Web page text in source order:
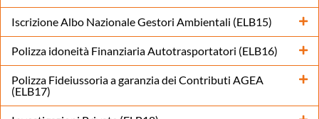
Iscrizione Albo Nazionale Gestori Ambientali (ELB15)
Polizza idoneità Finanziaria Autotrasportatori (ELB16)
Polizza Fideiussoria a garanzia dei Contributi AGEA
(ELB17)